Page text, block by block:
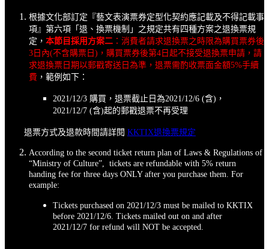
根據文化部訂定『藝文表演票券定型化契約應記載及不得記載事
項』第六項「退、換票機制」之規定共有四種方案之退換票規
定， 本節目採用方案二 ：消費者請求退換票之時限為購買票券後
3日內(不含購票日)，購買票券後第4日起不接受退換票申請，請
求退換票日期以郵戳寄送日為準，退票需酌收票面金額5%手續
費 ，範例如下：
2021/12/3 購買，退票截止日為2021/12/6 (含)，
2021/12/7 (含)起的郵戳退票不再受理
退票方式及退款時間請詳閱 KKTIX退換票規定
According to the second ticket return plan of Laws & Regulations of
“Ministry of Culture”, tickets are refundable with 5% return
handing fee for three days ONLY after you purchase them. For
example:
Tickets purchased on 2021/12/3 must be mailed to KKTIX
before 2021/12/6. Tickets mailed out on and after
2021/12/7 for refund will NOT be accepted.